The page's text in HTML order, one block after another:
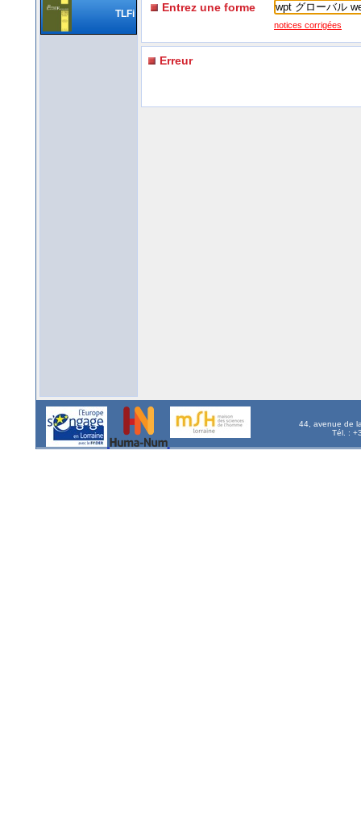
TLFi Entrez une forme
notices corrigées
Erreur
44, avenue de
Tél. :